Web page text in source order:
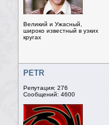
Великий и Ужасный,
широко известный в узких
кругах
PETR
Репутация: 276
Сообщений: 4600